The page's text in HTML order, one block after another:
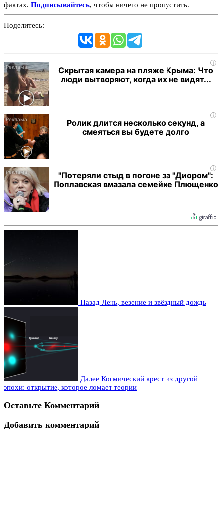
фактах. Подписывайтесь, чтобы ничего не пропустить.
Поделитесь:
i
Скрытая камера на пляже Крыма: Что
люди вытворяют, когда их не видят...
i
Ролик длится несколько секунд, а
смеяться вы будете долго
i
"Потеряли стыд в погоне за "Диором":
Поплавская вмазала семейке Плющенко
Назад Лень, везение и звёздный дождь
Далее Космический крест из другой
эпохи: открытие, которое ломает теории
Оставьте Комментарий
Добавить комментарий